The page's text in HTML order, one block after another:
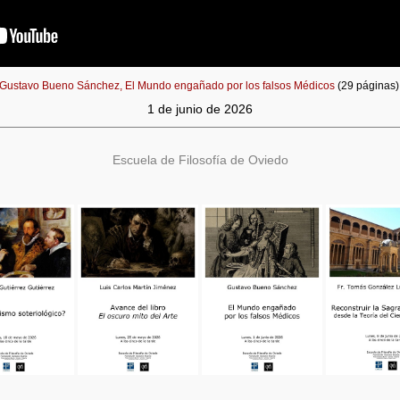
Bueno Sánchez, El Mundo engañado por los falsos Médicos(29
1 de junio de 2026
Escuela de Filosofía de Oviedo